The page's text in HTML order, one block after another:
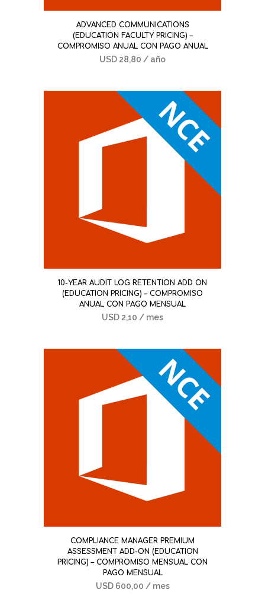
ADVANCED COMMUNICATIONS
(EDUCATION FACULTY PRICING) –
COMPROMISO ANUAL CON PAGO ANUAL
USD 28,80 / año
10-YEAR AUDIT LOG RETENTION ADD ON
(EDUCATION PRICING) – COMPROMISO
ANUAL CON PAGO MENSUAL
USD 2,10 / mes
COMPLIANCE MANAGER PREMIUM
ASSESSMENT ADD-ON (EDUCATION
PRICING) – COMPROMISO MENSUAL CON
PAGO MENSUAL
USD 600,00 / mes